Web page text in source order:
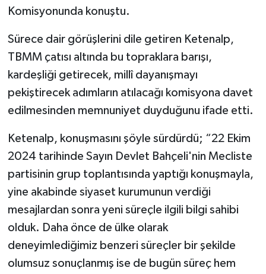
Komisyonunda konuştu.
Sürece dair görüşlerini dile getiren Ketenalp,
TBMM çatısı altında bu topraklara barışı,
kardeşliği getirecek, millî dayanışmayı
pekiştirecek adımların atılacağı komisyona davet
edilmesinden memnuniyet duyduğunu ifade etti.
Ketenalp, konuşmasını şöyle sürdürdü; “22 Ekim
2024 tarihinde Sayın Devlet Bahçeli'nin Mecliste
partisinin grup toplantısında yaptığı konuşmayla,
yine akabinde siyaset kurumunun verdiği
mesajlardan sonra yeni süreçle ilgili bilgi sahibi
olduk. Daha önce de ülke olarak
deneyimlediğimiz benzeri süreçler bir şekilde
olumsuz sonuçlanmış ise de bugün süreç hem
SPOR
YAYLADERE
YEDİSU